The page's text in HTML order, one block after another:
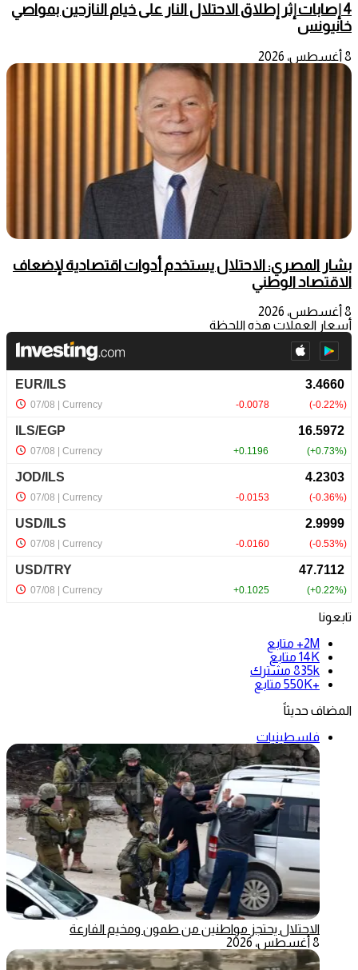
4 إصابات إثر إطلاق الاحتلال النار على خيام النازحين بمواصي
خانيونس
8 أغسطس، 2026
بشار المصري: الاحتلال يستخدم أدوات اقتصادية لإضعاف
الاقتصاد الوطني
8 أغسطس، 2026
أسعار العملات هذه اللحظة
تابعونا
2M+
متابع
14K متابع
835k مشترك
+550K
متابع
المضاف حديثاً
فلسطينيات
الاحتلال يحتجز مواطنين من طمون ومخيم الفارعة
8 أغسطس، 2026